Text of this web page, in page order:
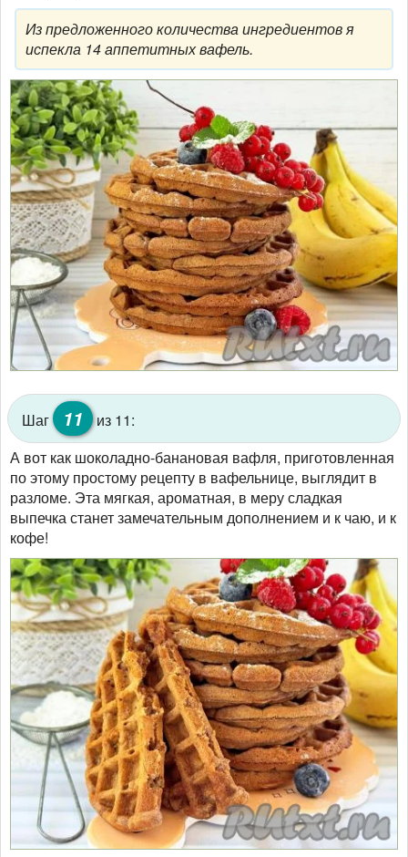
Из предложенного количества ингредиентов я
испекла 14 аппетитных вафель.
Шаг 11 из 11:
А вот как шоколадно-банановая вафля, приготовленная
по этому простому рецепту в вафельнице, выглядит в
разломе. Эта мягкая, ароматная, в меру сладкая
выпечка станет замечательным дополнением и к чаю, и к
кофе!